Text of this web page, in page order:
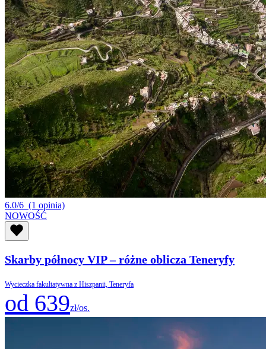
6.0/6 (1 opinia)
NOWOŚĆ
Skarby północy VIP – różne oblicza Teneryfy
Wycieczka fakultatywna z Hiszpanii, Teneryfa
od 639zł/os.